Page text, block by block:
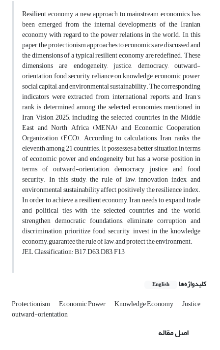
Resilient economy, a new approach to mainstream economics, has
been emerged from the internal developments of the Iranian
economy with regard to the power relations in the world. In this
paper, the protectionism approaches to economics are discussed and
the dimensions of a typical resilient economy are redefined. These
dimensions are endogeneity, justice, democracy, outward-
orientation, food security, reliance on knowledge, economic power,
social capital, and environmental sustainability. The corresponding
indicators were extracted from international reports, and Iran’s
rank is determined among the selected economies mentioned in
Iran Vision 2025, including the selected countries in the Middle
East and North Africa (MENA) and Economic Cooperation
Organization (ECO). According to calculations, Iran ranks the
eleventh among 21 countries. It possesses a better situation in terms
of economic power and endogeneity but has a worse position in
terms of outward-orientation, democracy, justice, and food
security. In this study, the rule of law, innovation index, and
environmental sustainability affect positively the resilience index.
In order to achieve a resilient economy, Iran needs to expand trade
and political ties with the selected countries and the world,
strengthen democratic foundations, eliminate corruption and
discrimination, prioritize food security, invest in the knowledge
economy, guarantee the rule of law, and protect the environment.
JEL Classification: B17, D63, D83, F13
کلیدواژه‌ها English
Protectionism Economic Power Knowledge Economy Justice
outward-orientation
اصل مقاله